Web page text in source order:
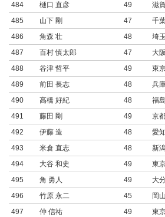
484
樋口 直彦 49 滋
485
山下 剛 47 千
486
角森 壮 48 埼
487
百村 慎太郎 47 大
488
谷津 哲平 49 東
489
前田 長志 48 兵
490
高橋 好紀 48 福
491
藤田 剛 49 京
492
伊藤 造 48 愛
493
米倉 直志 48 新
494
大谷 和史 49 東
495
角 勇人 49 大
496
竹原 永二 45 岡
497
仲 信祐 49 東